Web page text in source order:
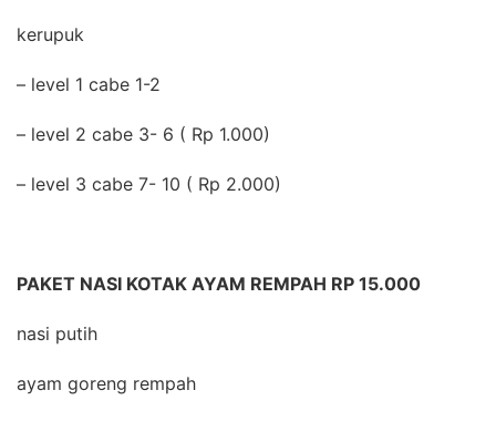
kerupuk
– level 1 cabe 1-2
– level 2 cabe 3- 6 ( Rp 1.000)
– level 3 cabe 7- 10 ( Rp 2.000)
PAKET NASI KOTAK AYAM REMPAH RP 15.000
nasi putih
ayam goreng rempah